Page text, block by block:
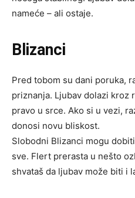
nameće – ali ostaje.
Blizanci
Pred tobom su dani poruka,
priznanja. Ljubav dolazi kroz
pravo u srce. Ako si u vezi,
donosi novu bliskost.
Slobodni Blizanci mogu
sve. Flert prerasta u nešto
shvataš da ljubav može biti i